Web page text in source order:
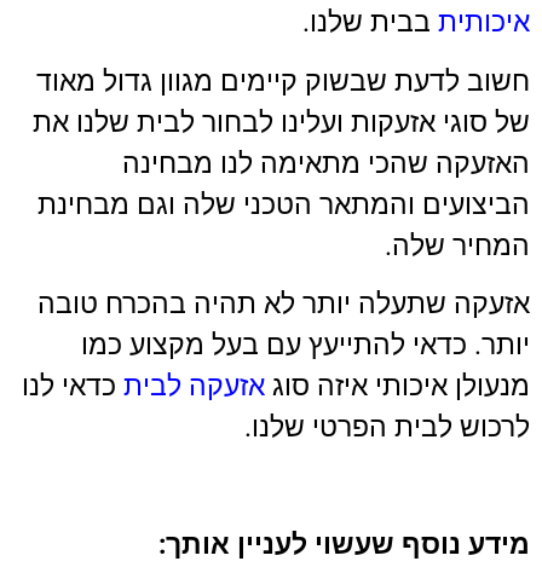
איכותית בבית שלנו.
חשוב לדעת שבשוק קיימים מגוון גדול מאוד
של סוגי אזעקות ועלינו לבחור לבית שלנו את
האזעקה שהכי מתאימה לנו מבחינה
הביצועים והמתאר הטכני שלה וגם מבחינת
המחיר שלה.
אזעקה שתעלה יותר לא תהיה בהכרח טובה
יותר. כדאי להתייעץ עם בעל מקצוע כמו
מנעולן איכותי איזה סוג אזעקה לבית כדאי לנו
לרכוש לבית הפרטי שלנו.
מידע נוסף שעשוי לעניין אותך: